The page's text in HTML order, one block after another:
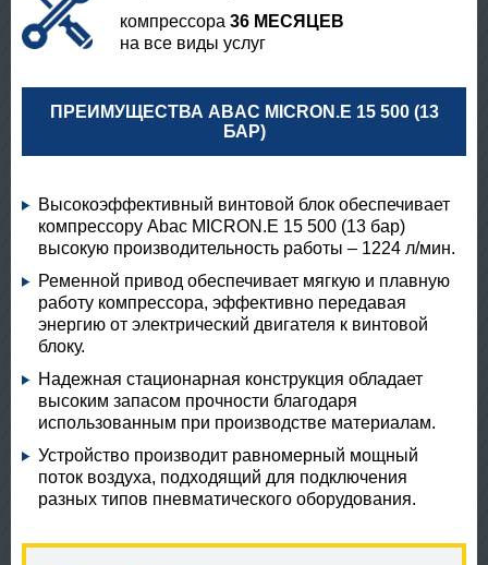
компрессора 36 МЕСЯЦЕВ
на все виды услуг
ПРЕИМУЩЕСТВА ABAC MICRON.E 15 500 (13
БАР)
Высокоэффективный винтовой блок обеспечивает
компрессору Abac MICRON.E 15 500 (13 бар)
высокую производительность работы – 1224 л/мин.
Ременной привод обеспечивает мягкую и плавную
работу компрессора, эффективно передавая
энергию от электрический двигателя к винтовой
блоку.
Надежная стационарная конструкция обладает
высоким запасом прочности благодаря
использованным при производстве материалам.
Устройство производит равномерный мощный
поток воздуха, подходящий для подключения
разных типов пневматического оборудования.